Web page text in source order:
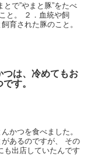
で”やまと豚”をたべ
と。 ２．血統や飼
育された豚のこと。
つは、冷めてもお
す。
かつを食べました。
あるのですが、 その
も出店していたんです